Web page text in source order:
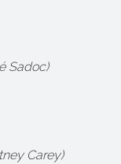
Sadoc)
Carey)